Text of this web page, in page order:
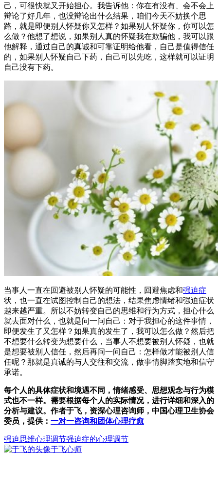
己，可很快就又开始担心。我告诉他：你在有没有、会不会上
辩论了好几年，也没辩论出什么结果，咱们今天不妨换个思
路，就是即便别人怀疑你又怎样？如果别人怀疑你，你可以怎
么做？他想了想说，如果别人真的怀疑我在欺骗他，我可以跟
他解释，通过自己的真诚和可靠证明给他看，自己是值得信任
的，如果别人怀疑自己下药，自己可以先吃，这样就可以证明
自己没有下药。
当事人一直在回避被别人怀疑的可能性，回避焦虑和强迫症
状，也一直在试图控制自己的想法，结果焦虑情绪和强迫症状
越来越严重。所以不妨转变自己的思维和行为方式，担心什么
就去面对什么，也就是问一问自己：对于我担心的这件事情，
即便发生了又怎样？如果真的发生了，我可以怎么做？然后把
不想要什么转变为想要什么，当事人不想要被别人怀疑，也就
是想要被别人信任，然后再问一问自己：怎样做才能被别人信
任呢？那就是真诚的与人交往和交流，做事情脚踏实地和信守
承诺。
每个人的具体症状和境遇不同，情绪感受、思想观念与行为模
式也不一样。需要根据每个人的实际情况，进行详细和深入的
分析与建议。作者于飞，资深心理咨询师，中国心理卫生协会
委员，提供： 一对一咨询和团体心理疗愈
强迫思维心理调节强迫症的心理调节
于飞心师